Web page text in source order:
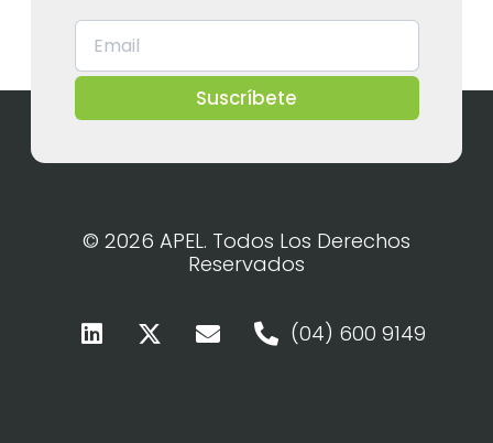
Suscríbete
© 2026 APEL. Todos Los Derechos
Reservados
(04) 600 9149